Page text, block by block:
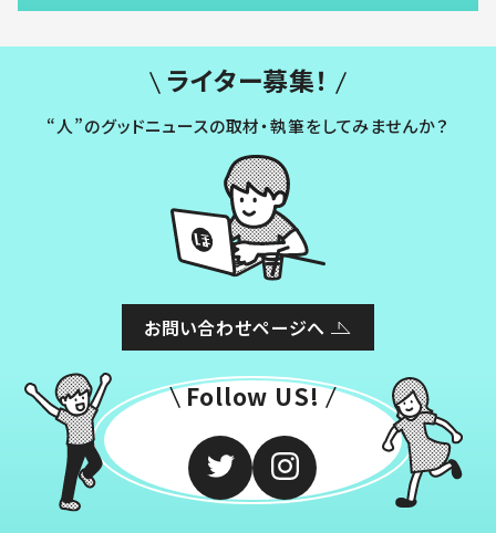
ライター募集！
“人”のグッドニュースの取材・執筆をしてみませんか？
お問い合わせページへ
Follow US!